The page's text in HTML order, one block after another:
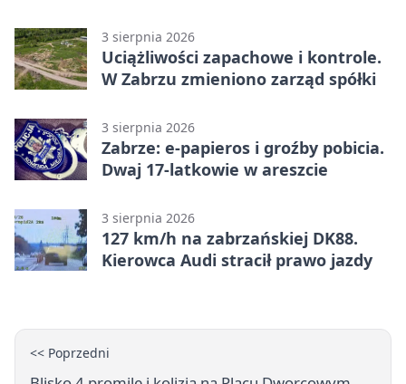
3 sierpnia 2026
Uciążliwości zapachowe i kontrole.
W Zabrzu zmieniono zarząd spółki
3 sierpnia 2026
Zabrze: e-papieros i groźby pobicia.
Dwaj 17-latkowie w areszcie
3 sierpnia 2026
127 km/h na zabrzańskiej DK88.
Kierowca Audi stracił prawo jazdy
<< Poprzedni